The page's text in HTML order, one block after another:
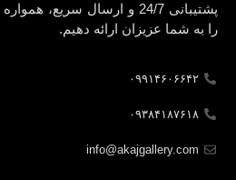
پشتیبانی 24/7 و ارسال
را به شما عزیزان ارائه دهیم.
۰۹۹۱۴۶۰۶۶۴۲
۰۹۳۸۴۱۸۷۶۱۸
info@akajgallery.com